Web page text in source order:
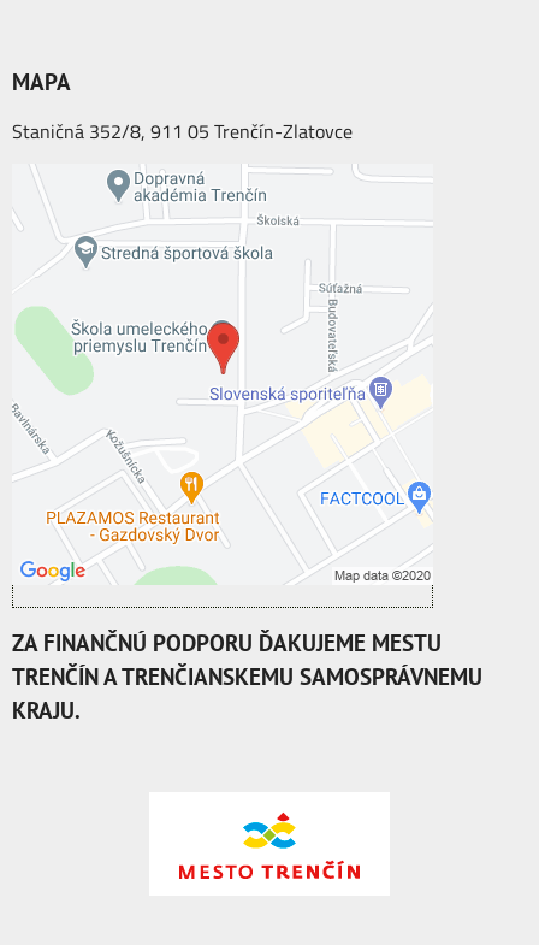
MAPA
Staničná 352/8, 911 05 Trenčín-Zlatovce
Externý obsah je blokovaný Voľbami
Prajete si načítať externý obsah?
Povoliť tentokrát
Povoliť a zapamätať - súhlas s druhom
cookie: Funkčné
Otvoriť obsah v novom okne
ZA FINANČNÚ PODPORU ĎAKUJEME MESTU
TRENČÍN A TRENČIANSKEMU SAMOSPRÁVNEMU
KRAJU.